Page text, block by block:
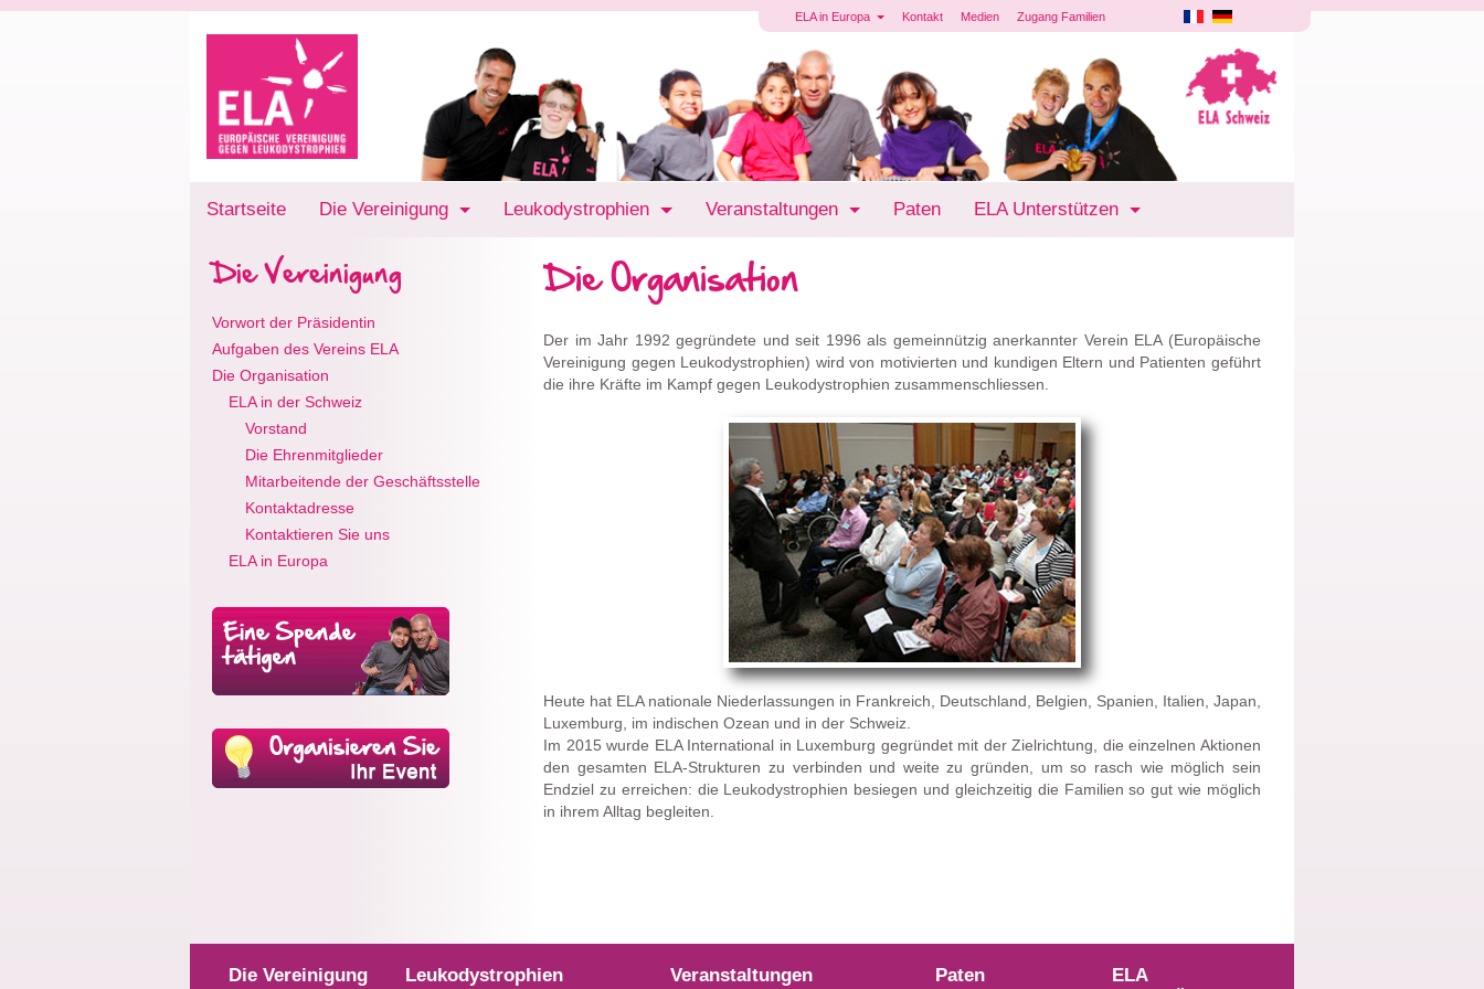
ELA in Europa Kontakt Medien Zugang Familien
Startseite Die Vereinigung Leukodystrophien Veranstaltungen Paten ELA Unterstützen
Die Vereinigung
Vorwort der Präsidentin
Aufgaben des Vereins ELA
Die Organisation
ELA in der Schweiz
Vorstand
Die Ehrenmitglieder
Mitarbeitende der Geschäftsstelle
Kontaktadresse
Kontaktieren Sie uns
ELA in Europa
Die Organisation
Der im Jahr 1992 gegründete und seit 1996 als gemeinnützig anerkannter Verein ELA (Europäische
Vereinigung gegen Leukodystrophien) wird von motivierten und kundigen Eltern und Patienten geführt
die ihre Kräfte im Kampf gegen Leukodystrophien zusammenschliessen.
Heute hat ELA nationale Niederlassungen in Frankreich, Deutschland, Belgien, Spanien, Italien, Japan,
Luxemburg, im indischen Ozean und in der Schweiz.
Im 2015 wurde ELA International in Luxemburg gegründet mit der Zielrichtung, die einzelnen Aktionen
den gesamten ELA-Strukturen zu verbinden und weite zu gründen, um so rasch wie möglich sein
Endziel zu erreichen: die Leukodystrophien besiegen und gleichzeitig die Familien so gut wie möglich
in ihrem Alltag begleiten.
Die Vereinigung Leukodystrophien Veranstaltungen Paten
ELA